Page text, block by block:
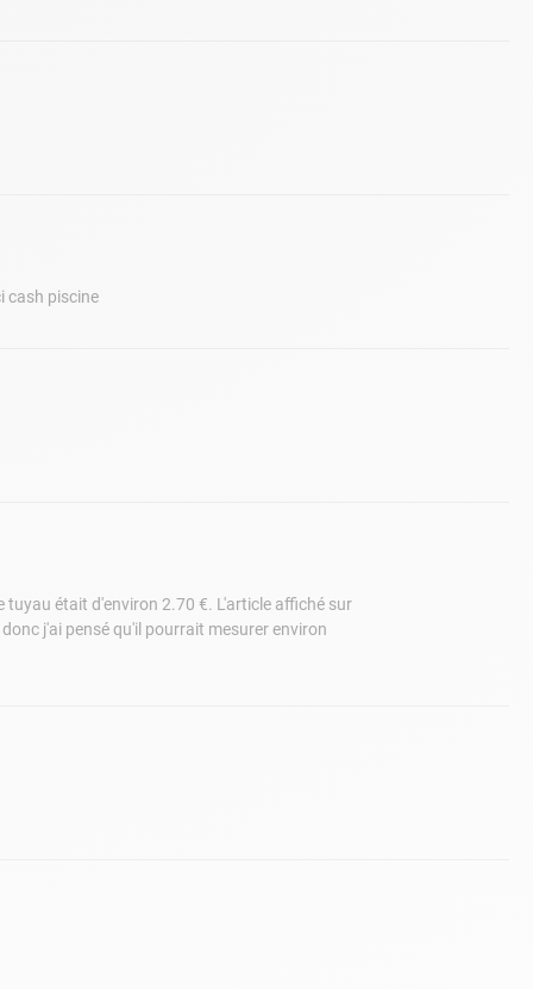
cash piscine
tuyau était d'environ 2.70 €. L'article affiché sur
j'ai pensé qu'il pourrait mesurer environ